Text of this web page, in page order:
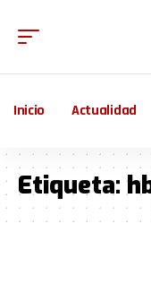
Inicio Actualidad
Etiqueta: